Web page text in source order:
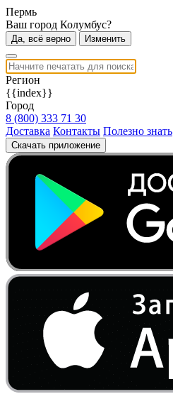
Пермь
Ваш город Колумбус?
Да, всё верно Изменить
Регион
{{index}}
Город
8 (800) 333 71 30
Доставка Контакты Полезно знать
Скачать приложение